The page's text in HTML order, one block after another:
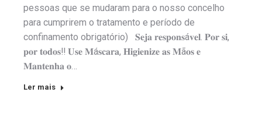
pessoas que se mudaram para o nosso concelho
para cumprirem o tratamento e período de
confinamento obrigatório) 𝐒𝐞𝐣𝐚 𝐫𝐞𝐬𝐩𝐨𝐧𝐬á𝐯𝐞𝐥. 𝐏𝐨𝐫 𝐬𝐢,
𝐩𝐨𝐫 𝐭𝐨𝐝𝐨𝐬‼️ 𝐔𝐬𝐞 𝐌á𝐬𝐜𝐚𝐫𝐚, 𝐇𝐢𝐠𝐢𝐞𝐧𝐢𝐳𝐞 𝐚𝐬 𝐌ã𝐨𝐬 𝐞
𝐌𝐚𝐧𝐭𝐞𝐧𝐡𝐚 𝐨…
Ler mais